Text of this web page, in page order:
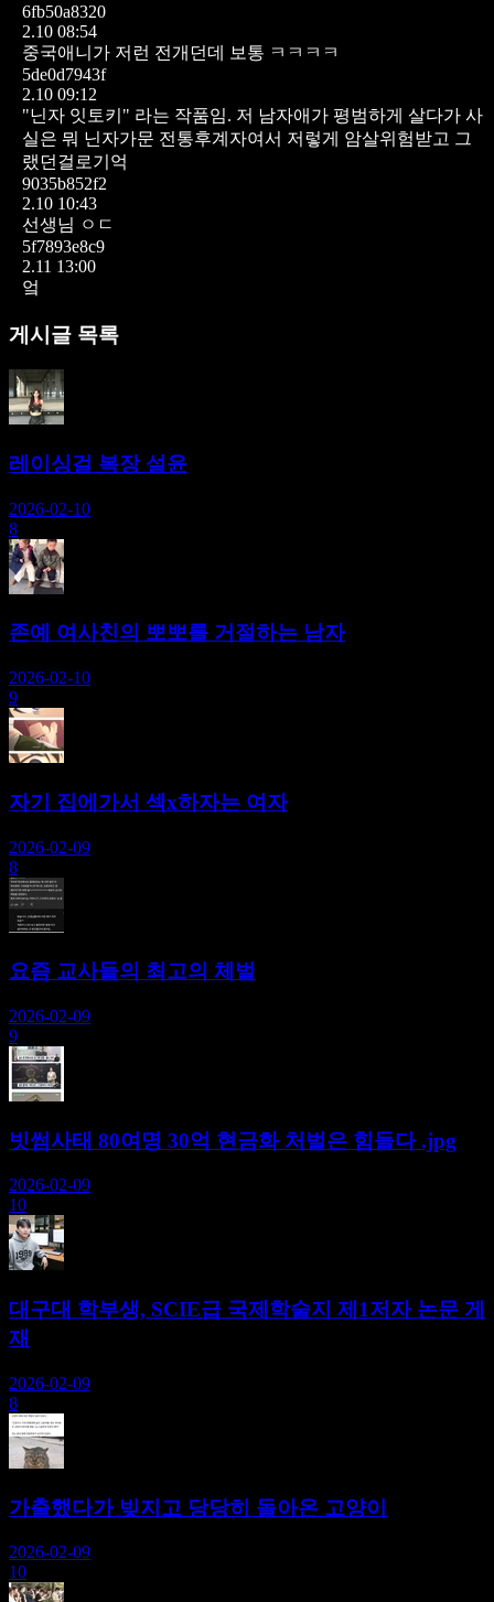
6fb50a8320
2.10 08:54
중국애니가 저런 전개던데 보통 ㅋㅋㅋㅋ
5de0d7943f
2.10 09:12
"닌자 잇토키" 라는 작품임. 저 남자애가 평범하게 살다가 사
실은 뭐 닌자가문 전통후계자여서 저렇게 암살위험받고 그
랬던걸로기억
9035b852f2
2.10 10:43
선생님 ㅇㄷ
5f7893e8c9
2.11 13:00
엌
게시글 목록
레이싱걸 복장 설윤
2026-02-10
8
존예 여사친의 뽀뽀를 거절하는 남자
2026-02-10
9
자기 집에가서 섹x하자는 여자
2026-02-09
8
요즘 교사들의 최고의 체벌
2026-02-09
9
빗썸사태 80여명 30억 현금화 처벌은 힘들다 .jpg
2026-02-09
10
대구대 학부생, SCIE급 국제학술지 제1저자 논문 게
재
2026-02-09
8
가출했다가 빚지고 당당히 돌아온 고양이
2026-02-09
10